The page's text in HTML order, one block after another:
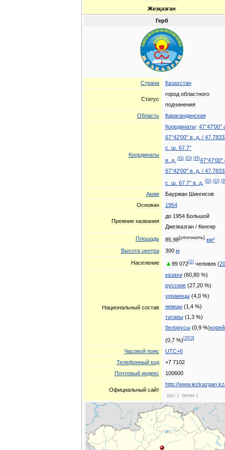
Жезқазған
Герб
Страна Казахстан
Статус
город областного
подчинения
Область
Карагандинская
Координаты
Координаты: 47°47′00″
67°42′00″ в. д. / 47.
с ш 67. 7°
в. д. (G) (O) (Я )47°47′00″
67°42′00″ в. д. / 47.
с ш 67. 7° в. д. (G) (O) (Я
Аким Бауржан Шингисов
Основан
1954
Прежние названия
до 1954 Большой
Джезказган/ Кенгир
Площадь
85, 98[уточнить] км²
Высота центра 300 м
Население
▲ 89 072[1] человек(
Национальный состав
казахи(60, 80%)
русские(27, 20%)
украинцы(4, 0%)
немцы(1 4%)
татары(1 3%)
белорусы(0, 9%)
(0, 7%) [2] [3]
Часовой пояс UTC+6
Телефонный код +7 7102
Почтовый индекс 100600
Официальный сайт
http://www.jezkazgan. kz
(рус .) (казах .)